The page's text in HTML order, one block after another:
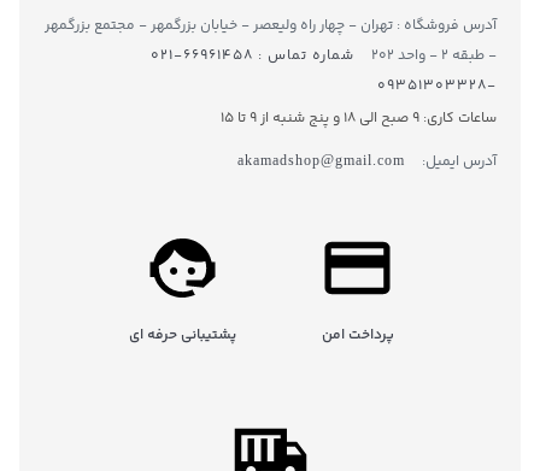
آدرس فروشگاه : تهران - چهار راه ولیعصر - خیابان بزرگمهر - مجتمع بزرگمهر
- طبقه ۲ - واحد ۲۰۲
شماره تماس : ۶۶۹۶۱۴۵۸-۰۲۱
-۰۹۳۵۱۳۰۳۳۲۸
ساعات کاری: 9 صبح الی 18 و پنج شنبه از 9 تا ۱5
آدرس ایمیل:
akamadshop@gmail.com
پرداخت امن پشتیبانی حرفه ای